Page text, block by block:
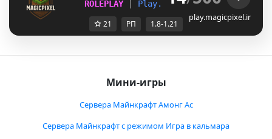
ROLEPLAY
Pl ay. ag icP ixel.Ir |
play.magicpixel.ir
21 РП 1.8-1.21
Мини-игры
Сервера Майнкрафт Амонг Ас
Сервера Майнкрафт с режимом Игра в кальмара